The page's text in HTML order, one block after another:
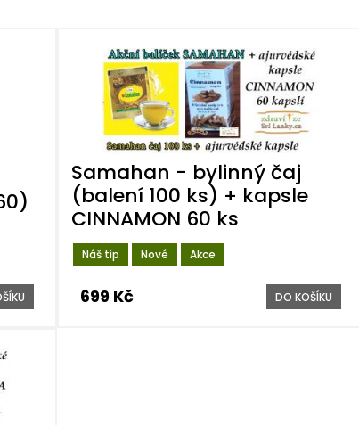
Náš tip Nové Akce
Samahan - bylinný čaj
(balení 100 ks) + kapsle
CINNAMON 60 ks
699 Kč DO KOŠÍKU